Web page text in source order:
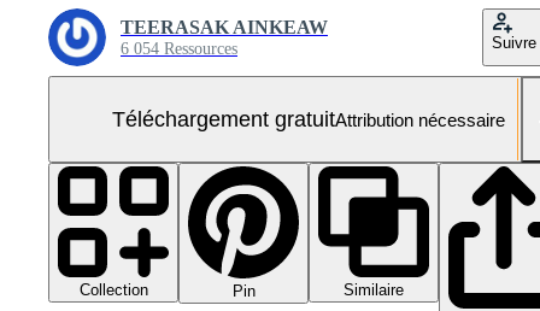
TEERASAK AINKEAW
6 054 Ressources Suivre
Téléchargement gratuitAttribution nécessaire
Collection Pin
Similaire